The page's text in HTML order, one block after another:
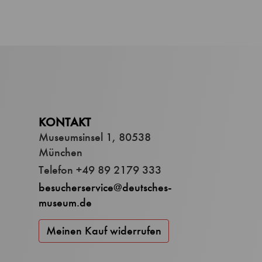
KONTAKT
Museumsinsel 1, 80538
München
Telefon +49 89 2179 333
besucherservice@deutsches-
museum.de
Meinen Kauf widerrufen